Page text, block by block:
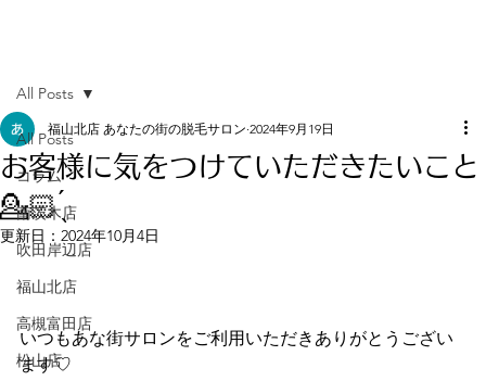
All Posts
コラム
南茨木店
吹田岸辺店
福山北店
高槻富田店
松山店
All Posts
お客様に気をつけていただきたいこと
💁🏻 ̖́
福山北店 あなたの街の脱毛サロン 2024年9月19日
更新日： 2024年10月4日
いつもあな街サロンをご利用いただきありがとうござい
ます♡